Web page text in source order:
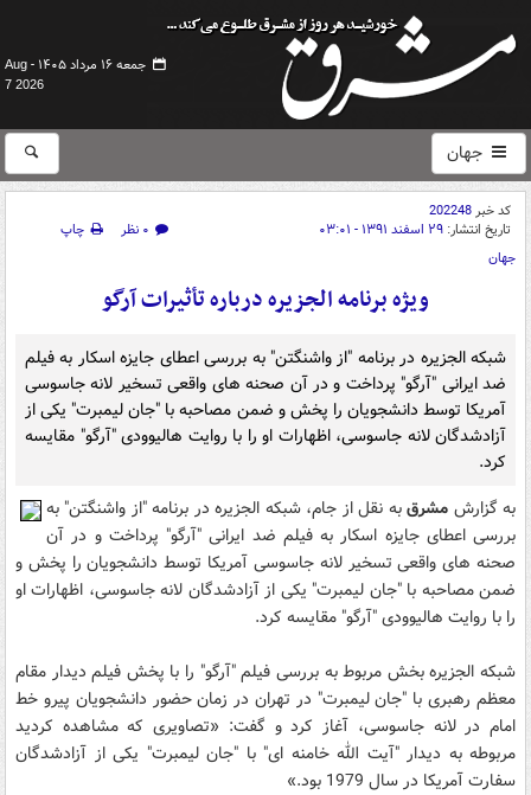
جمعه ۱۶ مرداد ۱۴۰۵ -
Aug
7 2026
جهان
کد خبر202248
تاریخ انتشار: ۲۹ اسفند ۱۳۹۱ - ۰۳:۰۱ ۰ نظر
چاپ
جهان
ويژه برنامه الجزيره درباره تأثيرات آرگو
شبکه الجزیره در برنامه "از واشنگتن" به بررسی اعطای جایزه اسکار به فیلم
ضد ایرانی "آرگو" پرداخت و در آن صحنه های واقعی تسخیر لانه جاسوسی
آمریکا توسط دانشجویان را پخش و ضمن مصاحبه با "جان لیمبرت" یکی از
آزادشدگان لانه جاسوسی، اظهارات او را با روایت هالیوودی "آرگو" مقایسه
کرد.
به گزارش مشرقبه نقل از جام، شبکه الجزیره در برنامه "از واشنگتن" به
بررسی اعطای جایزه اسکار به فیلم ضد ایرانی "آرگو" پرداخت و در آن
صحنه های واقعی تسخیر لانه جاسوسی آمریکا توسط دانشجویان را پخش و
ضمن مصاحبه با "جان لیمبرت" یکی از آزادشدگان لانه جاسوسی، اظهارات او
را با روایت هالیوودی "آرگو" مقایسه کرد.
شبکه الجزیره بخش مربوط به بررسی فیلم "آرگو" را با پخش فیلم دیدار مقام
معظم رهبری با "جان ليمبرت" در تهران در زمان حضور دانشجویان پیرو خط
امام در لانه جاسوسی، آغاز کرد و گفت: «تصاویری که مشاهده کردید
مربوطه به دیدار "آیت الله خامنه ای" با "جان ليمبرت" یکی از آزادشدگان
سفارت آمریکا در سال 1979 بود.»